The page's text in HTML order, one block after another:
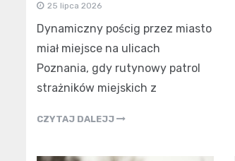
25 lipca 2026
Dynamiczny pościg przez miasto
miał miejsce na ulicach
Poznania, gdy rutynowy patrol
strażników miejskich z
CZYTAJ DALEJJ